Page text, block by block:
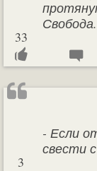
Свобода.
33
- Если
свести
3